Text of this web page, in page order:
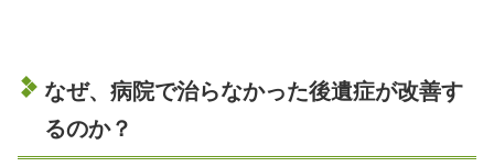
なぜ、病院で治らなかった後遺症が改善す
るのか？